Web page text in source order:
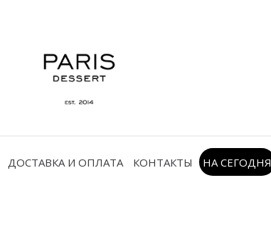
ДОСТАВКА И ОПЛАТА КОНТАКТЫ НА СЕГОДНЯ